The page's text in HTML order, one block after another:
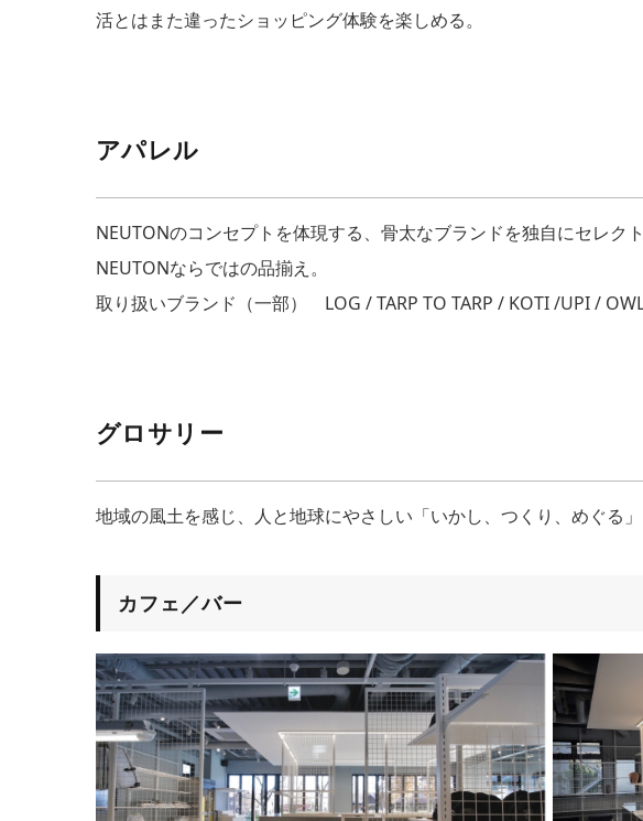
活とはまた違ったショッピング体験を楽しめる。
アパレル
NEUTONのコンセプトを体現する、骨太なブランドを独自にセレク
NEUTONならではの品揃え。
取り扱いブランド（一部） LOG / TARP TO TARP / KOTI /UPI /
グロサリー
地域の風土を感じ、人と地球にやさしい「いかし、つくり、めぐる
カフェ／バー